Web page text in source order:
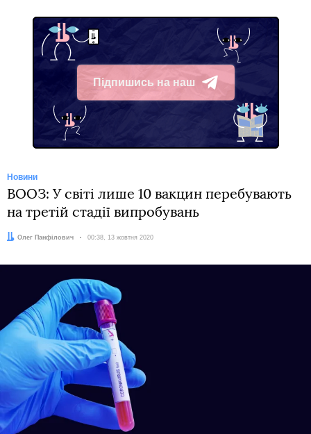
Підпишись на наш
Telegram
Новини
ВООЗ: У світі лише 10 вакцин перебувають
на третій стадії випробувань
Автор:
Олег Панфілович Дата:
00:38, 13 жовтня 2020